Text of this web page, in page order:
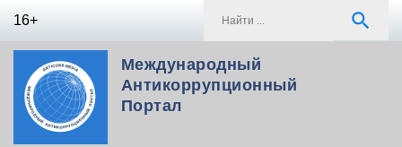
16+ search
Международный
Антикоррупционный
Портал